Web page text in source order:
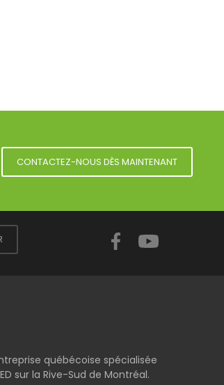
CONTACTEZ-NOUS DÈS MAINTENANT
Facebook
québécoise spécialisée
sur la Rive-Sud de Montréal.